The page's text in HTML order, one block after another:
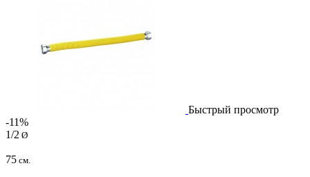
Быстрый просмотр
-11%
1/2 Ø
75 см.